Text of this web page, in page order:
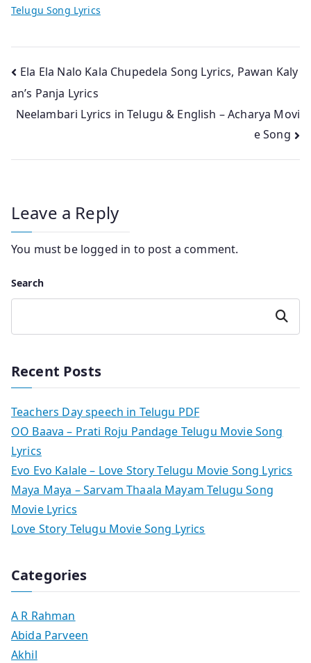
Telugu Song Lyrics
Post
navigation
Ela Ela Nalo Kala Chupedela Song Lyrics, Pawan Kaly
an’s Panja Lyrics
Neelambari Lyrics in Telugu & English – Acharya Movi
e Song
Leave a Reply
You must be logged in to post a comment.
Search
Search
Recent Posts
Teachers Day speech in Telugu PDF
OO Baava – Prati Roju Pandage Telugu Movie Song
Lyrics
Evo Evo Kalale – Love Story Telugu Movie Song Lyrics
Maya Maya – Sarvam Thaala Mayam Telugu Song
Movie Lyrics
Love Story Telugu Movie Song Lyrics
Categories
A R Rahman
Abida Parveen
Akhil